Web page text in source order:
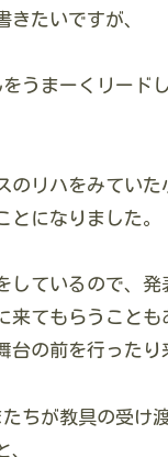
きたいですが、
うまーくリード
のリハをみていた
とになりました。
しているので、発
来てもらうことも
の前を行ったり
ちが教具の受け渡
、